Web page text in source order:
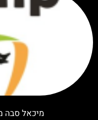
מיכאל סבה